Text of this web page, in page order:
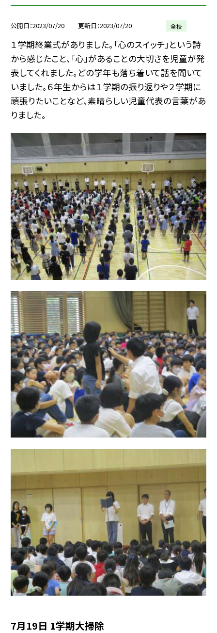
公開日 2023/07/20 更新日 2023/07/20 全校
１学期終業式がありました。「心のスイッチ」という詩
から感じたこと、「心」があることの大切さを児童が発
表してくれました。どの学年も落ち着いて話を聞いて
いました。６年生からは１学期の振り返りや２学期に
頑張りたいことなど、素晴らしい児童代表の言葉があ
りました。
7月19日 1学期大掃除